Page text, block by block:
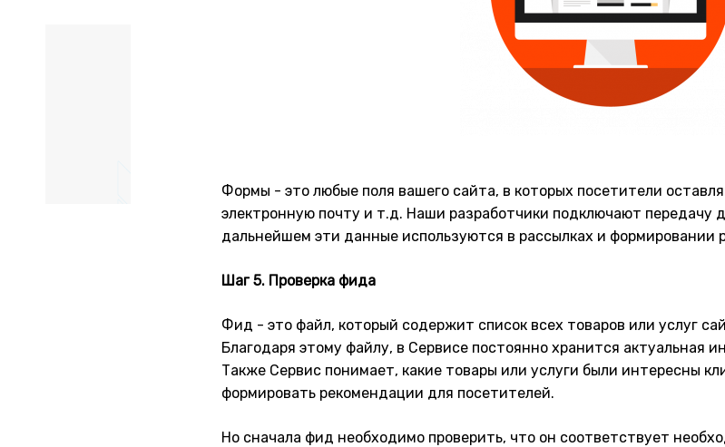
Формы - это любые поля вашего сайта, в которых посетители
электронную почту и т.д. Наши разработчики подключают передачу
дальнейшем эти данные используются в рассылках и формировании
Шаг 5. Проверка фида
Фид - это файл, который содержит список всех товаров или услуг
Благодаря этому файлу, в Сервисе постоянно хранится актуальная
Также Сервис понимает, какие товары или услуги были интересны
формировать рекомендации для посетителей.
Но сначала фид необходимо проверить, что он соответствует